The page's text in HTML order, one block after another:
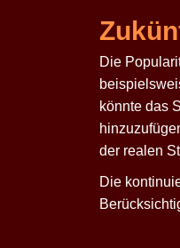
Die
könnte das
der realen
Die